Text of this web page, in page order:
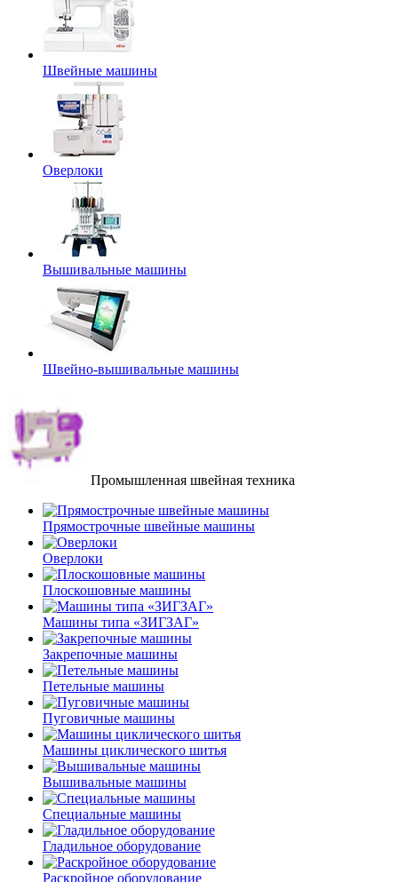
Швейные машины
Оверлоки
Вышивальные машины
Швейно-вышивальные машины
Промышленная швейная техника
Прямострочные швейные машины
Оверлоки
Плоскошовные машины
Машины типа «ЗИГЗАГ»
Закрепочные машины
Петельные машины
Пуговичные машины
Машины циклического шитья
Вышивальные машины
Специальные машины
Гладильное оборудование
Раскройное оборудование